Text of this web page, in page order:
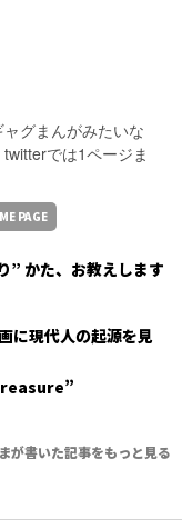
グまんがみたいな
では1ページま
PAGE
” かた、お教えします
に現代人の起源を見
が書いた記事をもっと見る